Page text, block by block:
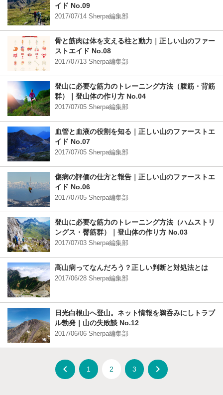
イド No.09
2017/07/14 Sherpa編集部
骨と筋肉は体を支える柱と動力｜正しい山のファー
ストエイド No.08
2017/07/13 Sherpa編集部
登山に必要な筋力のトレーニング方法（腹筋・背筋
群）｜登山体の作り方 No.04
2017/07/05 Sherpa編集部
血管と血液の役割を知る｜正しい山のファーストエ
イド No.07
2017/07/05 Sherpa編集部
傷病の評価の仕方と報告｜正しい山のファーストエ
イド No.06
2017/07/05 Sherpa編集部
登山に必要な筋力のトレーニング方法（ハムストリ
ングス・臀筋群）｜登山体の作り方 No.03
2017/07/03 Sherpa編集部
高山病ってなんだろう？正しい判断と対処法とは
2017/06/28 Sherpa編集部
日光白根山へ登山。ネット情報を鵜呑みにしトラブ
ル勃発｜山の失敗談 No.12
2017/06/06 Sherpa編集部
navigate_before 1 2 3 navigate_next